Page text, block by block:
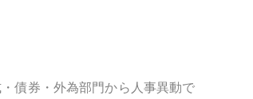
債券・外為部門から人事異動で